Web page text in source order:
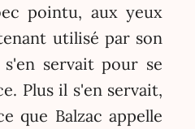
pointu, aux yeux
utilisé par son
servait pour se
Plus il s'en servait,
que Balzac appelle